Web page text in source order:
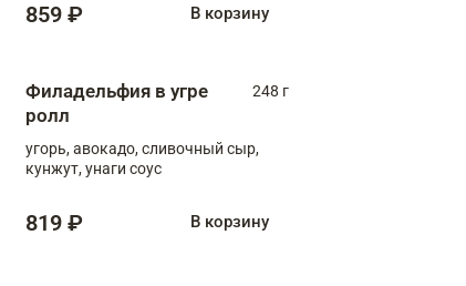
859 ₽ В корзину
Филадельфия в угре
ролл
248 г
угорь, авокадо, сливочный сыр,
кунжут, унаги соус
819 ₽ В корзину